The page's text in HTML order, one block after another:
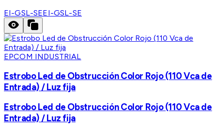
EI-GSL-SEEI-GSL-SE
EPCOM INDUSTRIAL
Estrobo Led de Obstrucción Color Rojo (110 Vca de
Entrada) / Luz fija
Estrobo Led de Obstrucción Color Rojo (110 Vca de
Entrada) / Luz fija